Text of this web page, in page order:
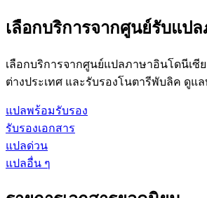
เลือกบริการจากศูนย์รับแป
เลือกบริการจากศูนย์แปลภาษาอินโดนีเซี
ต่างประเทศ และรับรองโนตารีพับลิค ดู
แปลพร้อมรับรอง
รับรองเอกสาร
แปลด่วน
แปลอื่น ๆ